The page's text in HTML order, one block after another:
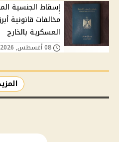
مخالفات قانونية
العسكرية بالخارج